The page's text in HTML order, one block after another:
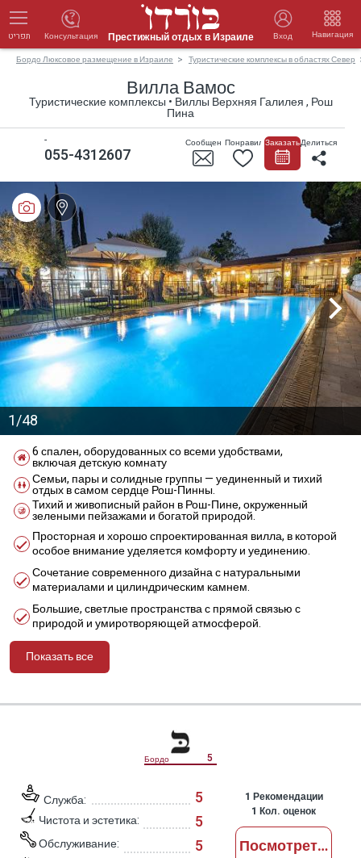
תפריט Престижный отдых в Израиле Вход Навигация
Консультация
Бордо Люксовое размещение в Израиле Туристические комплексы в областях Север
Вилла Вамос
Туристические комплексы • Виллы Верхняя Галилея , Рош
Пина
Делиться
СообщениеПонравилосьЗаказать
055-4312607
-
1/48
6 спален, оборудованных со всеми удобствами,
включая детскую комнату
Семьи, пары и солидные группы — уединенный и тихий
отдых в самом сердце Рош-Пинны.
Тихий и живописный район в Рош-Пине, окруженный
зелеными пейзажами и богатой природой.
Просторная и хорошо спроектированная вилла, в которой
особое внимание уделяется комфорту и уединению.
Сочетание современного дизайна с натуральными
материалами и цилиндрическим камнем.
Большие, светлые пространства с прямой связью с
природой и умиротворяющей атмосферой.
Показать все
Бордо 5
Служба: 5
Чистота и эстетика: 5
Обслуживание: 5
1 Рекомендации
1 Кол. оценок
Посмотреть